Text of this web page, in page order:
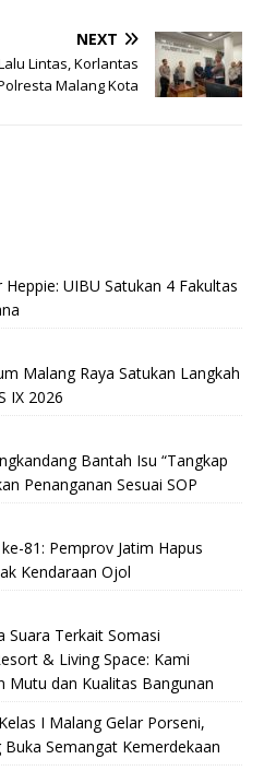
NEXT
Lintas, Korlantas
Malang Kota
Heppie: UIBU Satukan 4 Fakultas
Malang Raya Satukan Langkah
IX 2026
Bantah Isu “Tangkap
Penanganan Sesuai SOP
81: Pemprov Jatim Hapus
Kendaraan Ojol
Suara Terkait Somasi
& Living Space: Kami
Mutu dan Kualitas Bangunan
I Malang Gelar Porseni,
Semangat Kemerdekaan